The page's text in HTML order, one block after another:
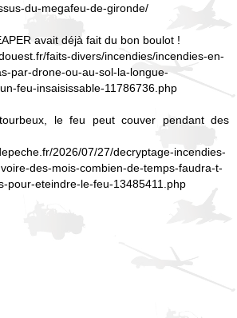
du-megafeu-de-gironde/
avait déjà fait du bon boulot !
faits-divers/incendies/incendies-en-
par-drone-ou-au-sol-la-longue-
feu-insaisissable-11786736.php
le feu peut couver pendant des
2026/07/27/decryptage-incendies-
des-mois-combien-de-temps-faudra-t-
pour-eteindre-le-feu-13485411.php